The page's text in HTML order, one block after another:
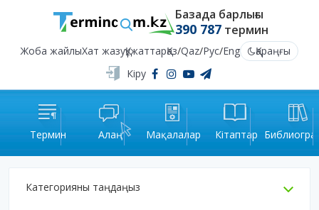
Базада барлығы
390 787термин
Жоба жайлыХат жазуҚұжаттарҚаз/Qaz/Рус/Eng
Қараңғы
Кіру
Термин Алаң Мақалалар Кітаптар
Категорияны таңдаңыз